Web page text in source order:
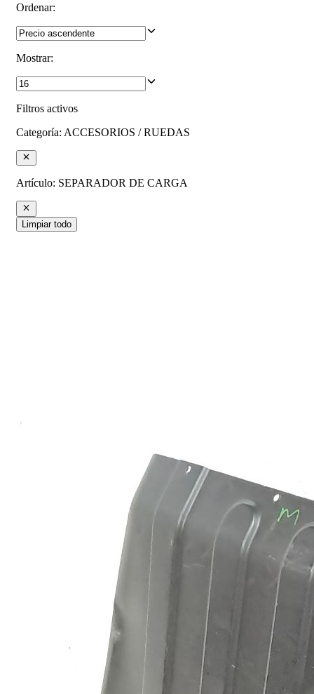
Ordenar:
Mostrar:
Filtros activos
Categoría: ACCESORIOS / RUEDAS
Artículo: SEPARADOR DE CARGA
Limpiar todo